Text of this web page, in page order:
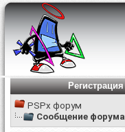
Регистрация
PSPx форум
Сообщение форума